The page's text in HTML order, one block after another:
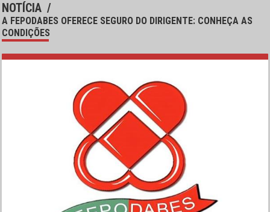
NOTÍCIA /
A FEPODABES OFERECE SEGURO DO DIRIGENTE: CONHEÇA AS
CONDIÇÕES